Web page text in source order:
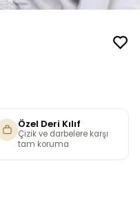
Özel Deri Kılıf
Çizik ve darbelere karşı
tam koruma